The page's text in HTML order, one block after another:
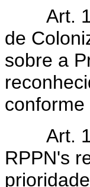
Art.
de
sobre a
Art.
RPPN's